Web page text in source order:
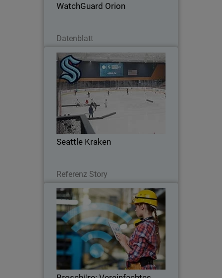
WatchGuard Orion
Datenblatt
Seattle Kraken
Referenz Story
Seattle Kraken
Seattle Kraken stärken ihre
Cyberabwehr mit der Unified Security
Platform® von WatchGuard
Broschüre: Vereinfachtes WLAN
in WatchGuard Cloud
Erfahren Sie, wie einfach es ist, mit
unseren sicheren Wi-Fi 6-Access Points
und der zentralen Verwaltung in der
WatchGuard Cloud
Drahtlosverbindungen einzurichten, zu